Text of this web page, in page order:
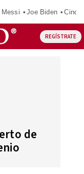
Messi Joe Biden
REGÍSTRATE
de